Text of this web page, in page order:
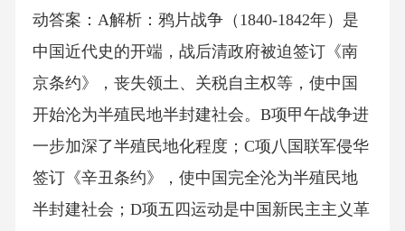
动答案：A解析：鸦片战争（1840-1842年）是
中国近代史的开端，战后清政府被迫签订《南
京条约》，丧失领土、关税自主权等，使中国
开始沦为半殖民地半封建社会。B项甲午战争进
一步加深了半殖民地化程度；C项八国联军侵华
签订《辛丑条约》，使中国完全沦为半殖民地
半封建社会；D项五四运动是中国新民主主义革